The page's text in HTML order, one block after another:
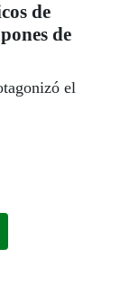
de
de
el